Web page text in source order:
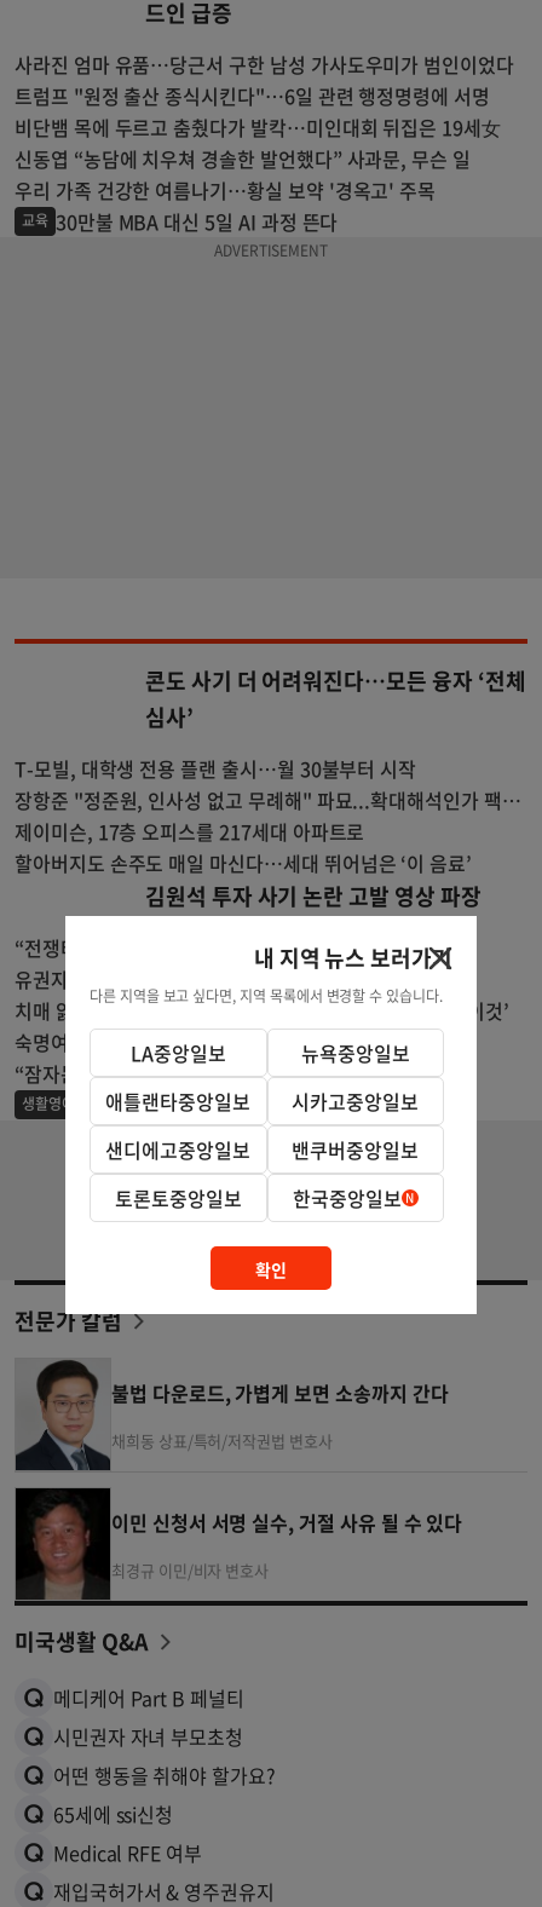
드인 급증
사라진 엄마 유품…당근서 구한 남성 가사도우미가 범인이었다
트럼프 "원정 출산 종식시킨다"…6일 관련 행정명령에 서명
비단뱀 목에 두르고 춤췄다가 발칵…미인대회 뒤집은 19세女
신동엽 “농담에 치우쳐 경솔한 발언했다” 사과문, 무슨 일
우리 가족 건강한 여름나기…황실 보약 '경옥고' 주목
교육 30만불 MBA 대신 5일 AI 과정 뜬다
콘도 사기 더 어려워진다…모든 융자 ‘전체
심사’
T-모빌, 대학생 전용 플랜 출시…월 30불부터 시작
장항준 "정준원, 인사성 없고 무례해" 파묘...확대해석인가 팩폭
인가
제이미슨, 17층 오피스를 217세대 아파트로
할아버지도 손주도 매일 마신다…세대 뛰어넘은 ‘이 음료’
김원석 투자 사기 논란 고발 영상 파장
“전쟁터 같았다”…테슬라 충돌로 OC 주택 4채 파손
유권자 등록때 시민권 증명…10명 중 6명 세이브안 찬성
치매 앓던 개, 27살 장수했다…수의사 아빠가 사료에 탄 ‘이것’
숙명여대 총장 LA 방문 환영 오찬
“잠자는 금·보석, 현금으로 바꿔볼까”
생활영어 'Will' 과 'be going to'는 같은 말이 아니다
전문가 칼럼
불법 다운로드, 가볍게 보면 소송까지 간다
채희동 상표/특허/저작권법 변호사
이민 신청서 서명 실수, 거절 사유 될 수 있다
최경규 이민/비자 변호사
미국생활 Q&A
메디케어 Part B 페널티
시민권자 자녀 부모초청
어떤 행동을 취해야 할가요?
65세에 ssi신청
Medical RFE 여부
재입국허가서 & 영주권유지
내 지역 뉴스 보러가기
다른 지역을 보고 싶다면, 지역 목록에서 변경할 수 있습니다.
LA중앙일보
뉴욕중앙일보
애틀랜타중앙일보
시카고중앙일보
샌디에고중앙일보
밴쿠버중앙일보
토론토중앙일보
한국중앙일보
확인